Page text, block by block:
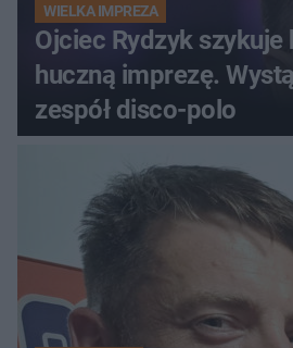
WIELKA IMPREZA
Ojciec Rydzyk szykuje
huczną imprezę.
zespół disco-polo